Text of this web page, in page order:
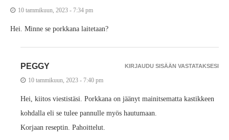
10 tammikuun, 2023 - 7:34 pm
Hei. Minne se porkkana laitetaan?
PEGGY
10 tammikuun, 2023 - 7:40 pm
Hei, kiitos viestistäsi. Porkkana on jäänyt mainitsematta kastikkeen
kohdalla eli se tulee pannulle myös hautumaan.
Korjaan reseptin. Pahoittelut.
KIRJAUDU SISÄÄN VASTATAKSESI